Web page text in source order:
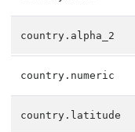
country.alpha_2
country.numeric
country.latitude